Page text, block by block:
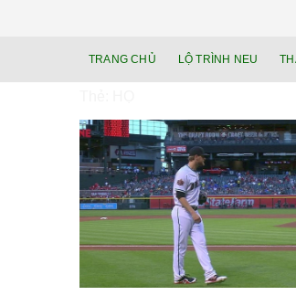
TRANG CHỦ LỘ TRÌNH NEU